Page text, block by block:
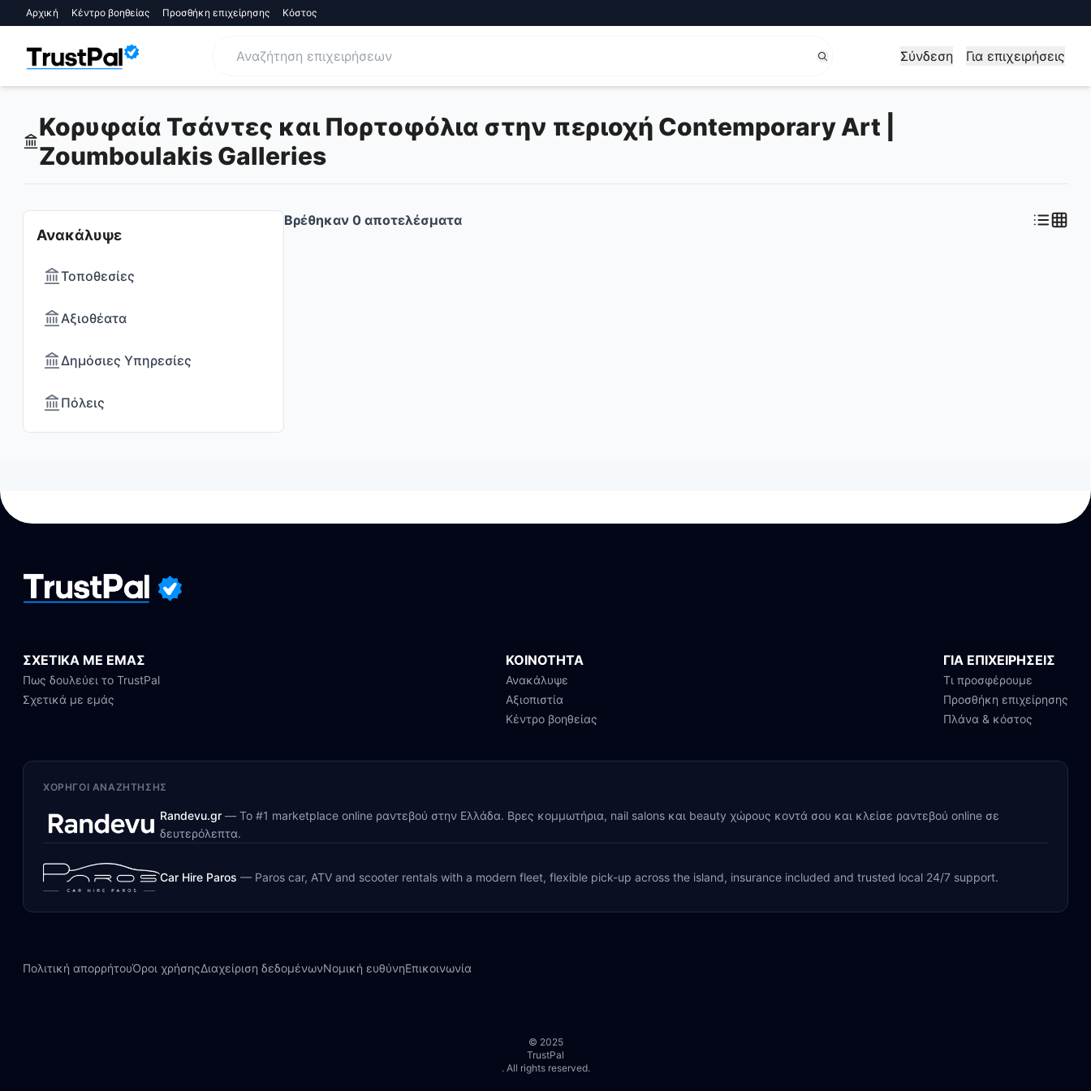
Αρχική Κέντρο βοηθείας Προσθήκη επιχείρησης Κόστος
Σύνδεση Για επιχειρήσεις
Κορυφαία Τσάντες και Πορτοφόλια στην περιοχή Contemporary Art |
Zoumboulakis Galleries
Ανακάλυψε
Τοποθεσίες
Αξιοθέατα
Δημόσιες Υπηρεσίες
Πόλεις
Βρέθηκαν 0 αποτελέσματα
ΣΧΕΤΙΚΑ ΜΕ ΕΜΑΣ
Πως δουλεύει το TrustPal
Σχετικά με εμάς
ΚΟΙΝΟΤΗΤΑ
Ανακάλυψε
Αξιοπιστία
Κέντρο βοηθείας
ΓΙΑ ΕΠΙΧΕΙΡΗΣΕΙΣ
Τι προσφέρουμε
Προσθήκη επιχείρησης
Πλάνα & κόστος
ΧΟΡΗΓΟΊ ΑΝΑΖΉΤΗΣΗΣ
Randevu.gr — Το #1 marketplace online ραντεβού στην Ελλάδα. Βρες κομμωτήρια, nail salons και beauty χώρους κοντά σου και κλείσε ραντεβού online σε
δευτερόλεπτα.
Car Hire Paros — Paros car, ATV and scooter rentals with a modern fleet, flexible pick-up across the island, insurance included and trusted local 24/7 support.
Πολιτική απορρήτουΌροι χρήσηςΔιαχείριση δεδομένωνΝομική ευθύνηΕπικοινωνία
© 2025
TrustPal
. All rights reserved.